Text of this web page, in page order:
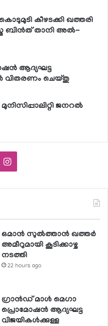
കീഴടക്കി ഖത്തരി
താനി അല്‍-
ആദ്യഘട്ട
വിതരണം ചെയ്തു
ജനറല്‍
Instagram
ഒമാന്‍ സുല്‍ത്താന്‍ ഖത്തര്‍
അമീറുമായി കൂടിക്കാഴ്ച
നടത്തി
22 hours ago
ഗ്രാന്‍ഡ് മാള്‍ മെഗാ
പ്രൊമോഷന്‍ ആദ്യഘട്ട
വിജയികള്‍ക്കുള്ള